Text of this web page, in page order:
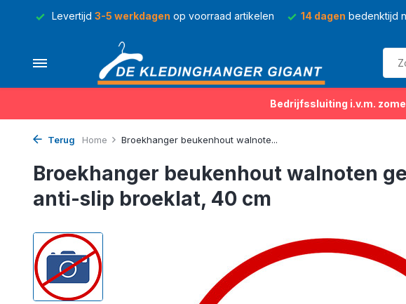
Levertijd 3-5 werkdagen op voorraad artikelen 14 dagen bedenktijd
Bedrijfssluiting i.v.m.
Terug Home Broekhanger beukenhout walnote...
Broekhanger beukenhout walnoten
anti-slip broeklat, 40 cm